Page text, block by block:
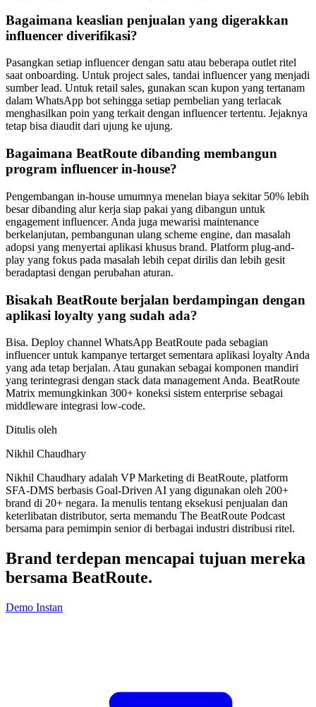
Bagaimana keaslian penjualan yang digerakkan
influencer diverifikasi?
Pasangkan setiap influencer dengan satu atau beberapa outlet ritel
saat onboarding. Untuk project sales, tandai influencer yang menjadi
sumber lead. Untuk retail sales, gunakan scan kupon yang tertanam
dalam WhatsApp bot sehingga setiap pembelian yang terlacak
menghasilkan poin yang terkait dengan influencer tertentu. Jejaknya
tetap bisa diaudit dari ujung ke ujung.
Bagaimana BeatRoute dibanding membangun
program influencer in-house?
Pengembangan in-house umumnya menelan biaya sekitar 50% lebih
besar dibanding alur kerja siap pakai yang dibangun untuk
engagement influencer. Anda juga mewarisi maintenance
berkelanjutan, pembangunan ulang scheme engine, dan masalah
adopsi yang menyertai aplikasi khusus brand. Platform plug-and-
play yang fokus pada masalah lebih cepat dirilis dan lebih gesit
beradaptasi dengan perubahan aturan.
Bisakah BeatRoute berjalan berdampingan dengan
aplikasi loyalty yang sudah ada?
Bisa. Deploy channel WhatsApp BeatRoute pada sebagian
influencer untuk kampanye tertarget sementara aplikasi loyalty Anda
yang ada tetap berjalan. Atau gunakan sebagai komponen mandiri
yang terintegrasi dengan stack data management Anda. BeatRoute
Matrix memungkinkan 300+ koneksi sistem enterprise sebagai
middleware integrasi low-code.
Ditulis oleh
Nikhil Chaudhary
Nikhil Chaudhary adalah VP Marketing di BeatRoute, platform
SFA-DMS berbasis Goal-Driven AI yang digunakan oleh 200+
brand di 20+ negara. Ia menulis tentang eksekusi penjualan dan
keterlibatan distributor, serta memandu The BeatRoute Podcast
bersama para pemimpin senior di berbagai industri distribusi ritel.
Brand terdepan mencapai tujuan mereka
bersama BeatRoute.
Demo Instan